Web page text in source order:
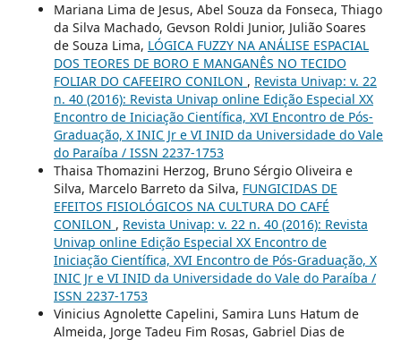
Mariana Lima de Jesus, Abel Souza da Fonseca, Thiago
da Silva Machado, Gevson Roldi Junior, Julião Soares
de Souza Lima, LÓGICA FUZZY NA ANÁLISE ESPACIAL
DOS TEORES DE BORO E MANGANÊS NO TECIDO
FOLIAR DO CAFEEIRO CONILON , Revista Univap: v. 22
n. 40 (2016): Revista Univap online Edição Especial XX
Encontro de Iniciação Científica, XVI Encontro de Pós-
Graduação, X INIC Jr e VI INID da Universidade do Vale
do Paraíba / ISSN 2237-1753
Thaisa Thomazini Herzog, Bruno Sérgio Oliveira e
Silva, Marcelo Barreto da Silva, FUNGICIDAS DE
EFEITOS FISIOLÓGICOS NA CULTURA DO CAFÉ
CONILON , Revista Univap: v. 22 n. 40 (2016): Revista
Univap online Edição Especial XX Encontro de
Iniciação Científica, XVI Encontro de Pós-Graduação, X
INIC Jr e VI INID da Universidade do Vale do Paraíba /
ISSN 2237-1753
Vinicius Agnolette Capelini, Samira Luns Hatum de
Almeida, Jorge Tadeu Fim Rosas, Gabriel Dias de